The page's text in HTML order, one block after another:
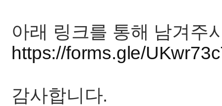
아래 링크를 통해 남겨주
https://forms.gle/
감사합니다.